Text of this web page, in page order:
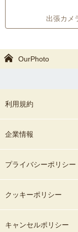
出張カメ
OurPhoto
利用規約
企業情報
プライバシーポリシー
クッキーポリシー
キャンセルポリシー